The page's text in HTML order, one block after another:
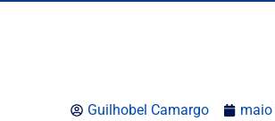
Guilhobel Camargo
maio